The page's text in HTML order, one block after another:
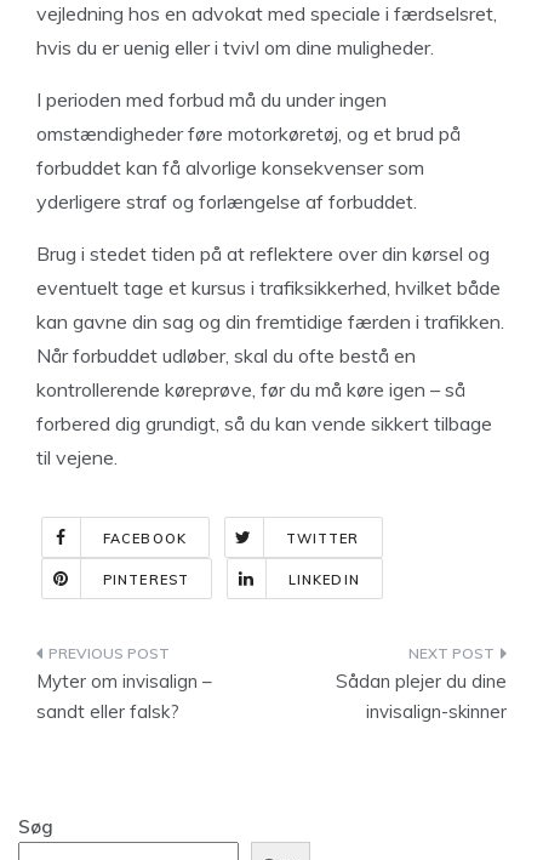
vejledning hos en advokat med speciale i færdselsret,
hvis du er uenig eller i tvivl om dine muligheder.
I perioden med forbud må du under ingen
omstændigheder føre motorkøretøj, og et brud på
forbuddet kan få alvorlige konsekvenser som
yderligere straf og forlængelse af forbuddet.
Brug i stedet tiden på at reflektere over din kørsel og
eventuelt tage et kursus i trafiksikkerhed, hvilket både
kan gavne din sag og din fremtidige færden i trafikken.
Når forbuddet udløber, skal du ofte bestå en
kontrollerende køreprøve, før du må køre igen – så
forbered dig grundigt, så du kan vende sikkert tilbage
til vejene.
FACEBOOK TWITTER
PINTEREST LINKEDIN
Indlægsnavigation
Myter om invisalign –
sandt eller falsk?
Sådan plejer du dine
invisalign-skinner
Søg